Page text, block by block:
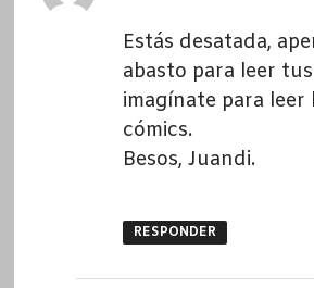
Estás desatada,
abasto para leer
imagínate para leer
cómics.
Besos, Juandi.
RESPONDER